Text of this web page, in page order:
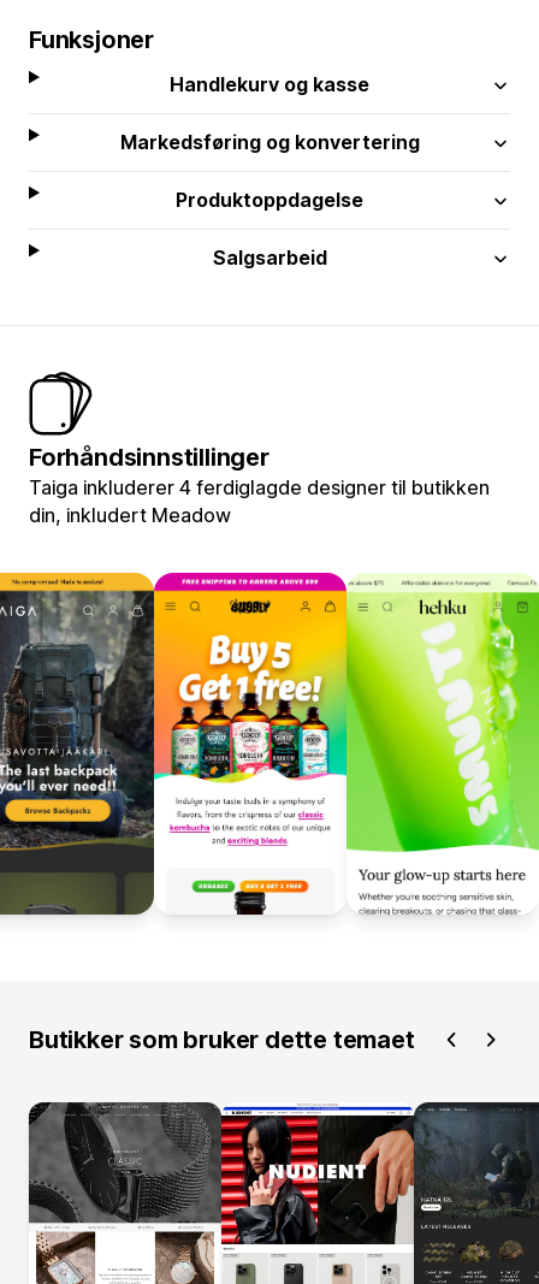
Funksjoner
Handlekurv og kasse
Markedsføring og konvertering
Produktoppdagelse
Salgsarbeid
Forhåndsinnstillinger
Taiga inkluderer 4 ferdiglagde designer til butikken
din, inkludert Meadow
Butikker som bruker dette temaet